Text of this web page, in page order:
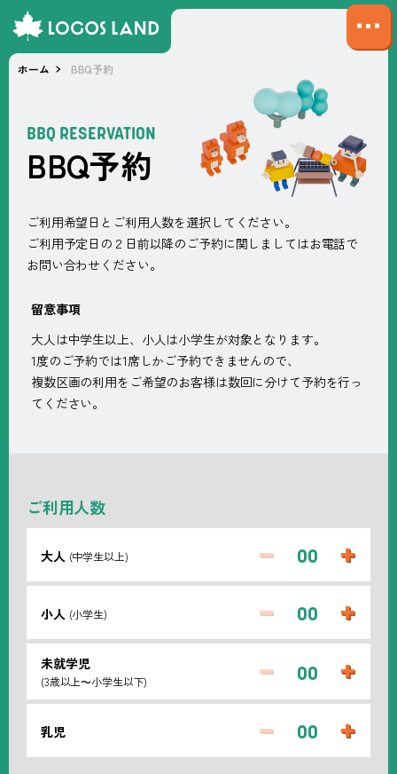
サ
イ
ホーム BBQ予約
BBQ RESERVATION
BBQ予約
ご利用希望日とご利用人数を選択してください。
ご利用予定日の２日前以降のご予約に関しましてはお電話で
お問い合わせください。
留意事項
大人は中学生以上、小人は小学生が対象となります。
1度のご予約では1席しかご予約できませんので、
複数区画の利用をご希望のお客様は数回に分けて予約を行っ
てください。
ご利用人数
大人 (中学生以上)
カ
ウ
ン
ダ
ウ
カ
ウ
ン
ア
ッ
小人 (小学生)
カ
ウ
ン
ダ
ウ
カ
ウ
ン
ア
ッ
未就学児
(3歳以上〜小学生以下)
ウ
ン
カ
ウ
ン
乳児
カ
ウ
カ
ウ